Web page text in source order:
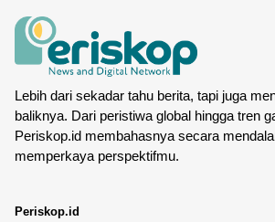
Lebih dari sekadar tahu berita, tapi juga
baliknya. Dari peristiwa global hingga tren
Periskop.id membahasnya secara
memperkaya perspektifmu.
Periskop.id